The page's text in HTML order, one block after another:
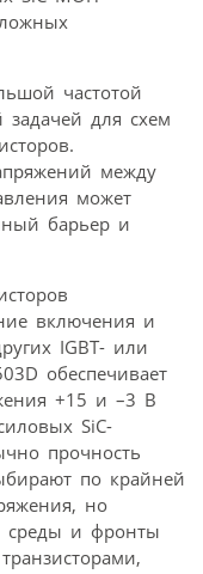
частотой
задачей для схем
между
может
барьер и
включения и
IGBT- или
обеспечивает
+15 и –3 В
SiC-
прочность
по крайней
но
среды и фронты